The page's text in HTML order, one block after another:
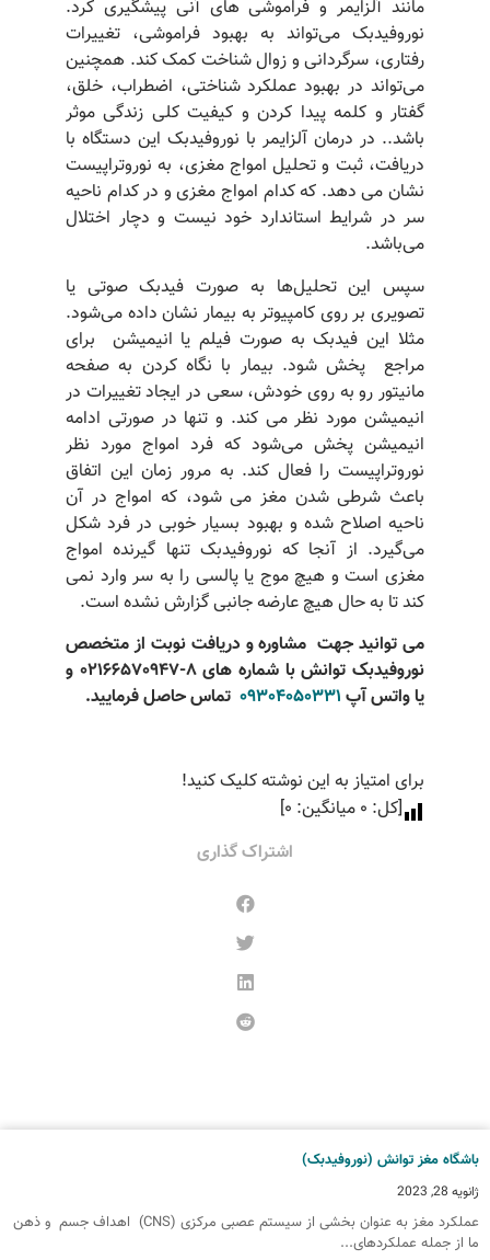
مانند آلزایمر و فراموشی های آنی پیشگیری کرد.
نوروفیدبک می‌تواند به بهبود فراموشی، تغییرات
رفتاری، سرگردانی و زوال شناخت کمک کند. همچنین
می‌تواند در بهبود عملکرد شناختی، اضطراب، خلق،
گفتار و کلمه پیدا کردن و کیفیت کلی زندگی موثر
باشد.. در درمان آلزایمر با نوروفیدبک این دستگاه با
دریافت، ثبت و تحلیل امواج مغزی، به نوروتراپیست
نشان می دهد. که کدام امواج مغزی و در کدام ناحیه
سر در شرایط استاندارد خود نیست و دچار اختلال
می‌باشد.
سپس این تحلیل‌ها به صورت فیدبک صوتی یا
تصویری بر روی کامپیوتر به بیمار نشان داده می‌شود.
مثلا این فیدبک به صورت فیلم یا انیمیشن برای
مراجع پخش شود. بیمار با نگاه کردن به صفحه
مانیتور رو به روی خودش، سعی در ایجاد تغییرات در
انیمیشن مورد نظر می کند. و تنها در صورتی ادامه
انیمیشن پخش می‌شود که فرد امواج مورد نظر
نوروتراپیست را فعال کند. به مرور زمان این اتفاق
باعث شرطی شدن مغز می شود، که امواج در آن
ناحیه اصلاح شده و بهبود بسیار خوبی در فرد شکل
می‌گیرد. از آنجا که نوروفیدبک تنها گیرنده امواج
مغزی است و هیچ موج یا پالسی را به سر وارد نمی
کند تا به حال هیچ عارضه جانبی گزارش نشده است.
می توانید جهت مشاوره و دریافت نوبت از متخصص
نوروفیدبک
توانش با شماره های 8-02166570947 و
یا واتس آپ09304050331 تماس حاصل فرمایید.
برای امتیاز به این نوشته کلیک کنید!
[کل:0 میانگین:0
اشتراک گذاری
باشگاه مغز توانش (نوروفیدبک)
ژانویه 28, 2023
عملکرد مغز به عنوان بخشی از سیستم عصبی مرکزی (CNS) اهداف جسم و ذهن
ما از جمله عملکردهای...